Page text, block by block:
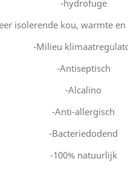
-hydrofuge
isolerende kou, warmte
-Milieu
-Antiseptisch
-Alcalino
-Anti-allergisch
-Bacteriedodend
-100% natuurlijk